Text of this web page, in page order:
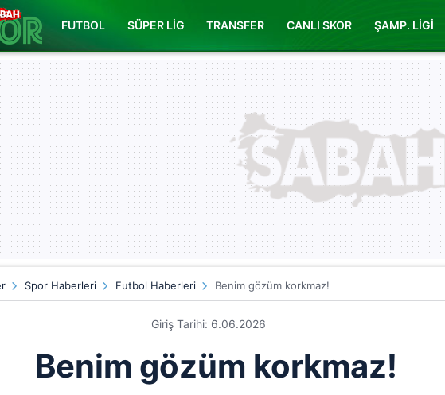
FUTBOL SÜPER LİG TRANSFER CANLI SKOR ŞAMP. LİGİ
Spor Haberleri Futbol Haberleri Benim gözüm korkmaz!
Giriş Tarihi: 6.06.2026
Benim gözüm korkmaz!